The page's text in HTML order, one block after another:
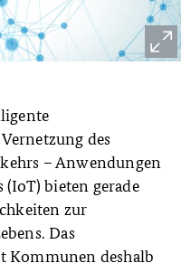
des
– Anwendungen
bieten gerade
zur
Das
Kommunen deshalb